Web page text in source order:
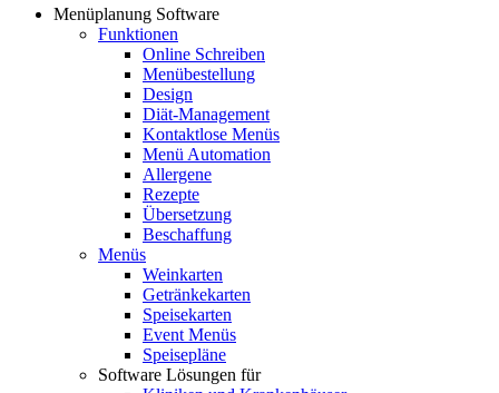
navigation
Menüplanung Software
Funktionen
Online Schreiben
Menübestellung
Design
Diät-Management
Kontaktlose Menüs
Menü Automation
Allergene
Rezepte
Übersetzung
Beschaffung
Menüs
Weinkarten
Getränkekarten
Speisekarten
Event Menüs
Speisepläne
Software Lösungen für